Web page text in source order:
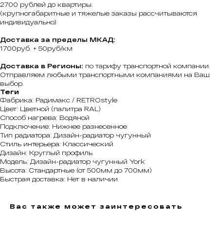
2700 рублей до квартиры.
(крупногабаритные и тяжелые заказы рассчитываются
индивидуально)
Доставка за пределы МКАД:
1700руб. + 50руб/км
Доставка в Регионы: по тарифу транспортной компании.
Отправляем любыми транспортными компаниями на Ваш
выбор.
Теги
Фабрика: Радимакс / RETROstyle
Цвет: Цветной (палитра RAL)
Способ нагрева: Водяной
Подключение: Нижнее разнесенное
Тип радиатора: Дизайн-радиатор чугунный
Стиль интерьера: Классический
Дизайн: Круглый профиль
Модель: Дизайн-радиатор чугунный York
Высота: Стандартные (от 500мм до 700мм)
Быстрая доставка: Нет в наличии
Вас также может заинтересовать